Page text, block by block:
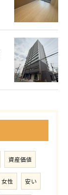
資産価値
女性 安い